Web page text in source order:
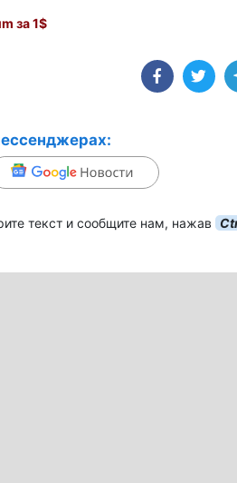
за 1$
текст и сообщите нам, нажав